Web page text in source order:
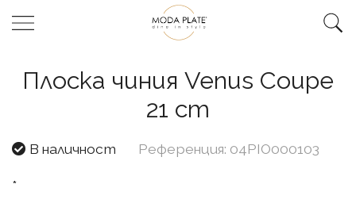
Плоска чиния Venus Coupe
21 cm
В наличност Референция: 04PIO000103
*